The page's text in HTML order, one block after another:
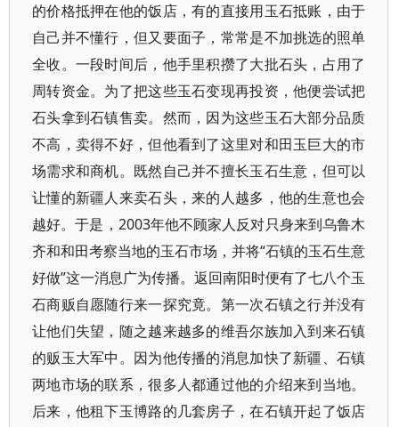
的价格抵押在他的饭店，有的直接用玉石抵账，由于
自己并不懂行，但又要面子，常常是不加挑选的照单
全收。一段时间后，他手里积攒了大批石头，占用了
周转资金。为了把这些玉石变现再投资，他便尝试把
石头拿到石镇售卖。然而，因为这些玉石大部分品质
不高，卖得不好，但他看到了这里对和田玉巨大的市
场需求和商机。既然自己并不擅长玉石生意，但可以
让懂的新疆人来卖石头，来的人越多，他的生意也会
越好。于是，2003年他不顾家人反对只身来到乌鲁木
齐和和田考察当地的玉石市场，并将“石镇的玉石生意
好做”这一消息广为传播。返回南阳时便有了七八个玉
石商贩自愿随行来一探究竟。第一次石镇之行并没有
让他们失望，随之越来越多的维吾尔族加入到来石镇
的贩玉大军中。因为他传播的消息加快了新疆、石镇
两地市场的联系，很多人都通过他的介绍来到当地。
后来，他租下玉博路的几套房子，在石镇开起了饭店